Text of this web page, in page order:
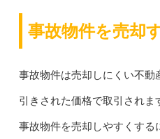
事故物件を売却
事故物件は売却しにくい不動
引きされた価格で取引されま
事故物件を売却しやすくする